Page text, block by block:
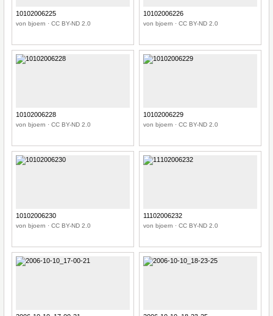
10102006225
von bjoern · CC BY-ND 2.0
10102006226
von bjoern · CC BY-ND 2.0
10102006228
von bjoern · CC BY-ND 2.0
10102006229
von bjoern · CC BY-ND 2.0
10102006230
von bjoern · CC BY-ND 2.0
11102006232
von bjoern · CC BY-ND 2.0